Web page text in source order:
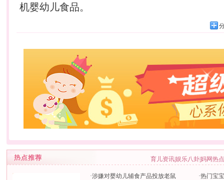
机婴幼儿食品。
育儿资讯娱乐八卦妈网热点
·涉嫌对婴幼儿辅食产品投放老鼠
·热门宝